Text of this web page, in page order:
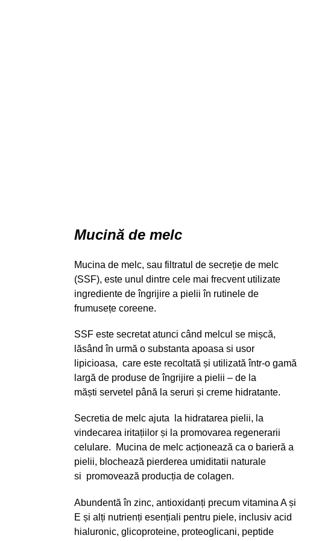
Mucină de melc
Mucina de melc, sau filtratul de secreție de melc
(SSF), este unul dintre cele mai frecvent utilizate
ingrediente de îngrijire a pielii în rutinele de
frumusețe coreene.
SSF este secretat atunci când melcul se mișcă,
lăsând în urmă o substanta apoasa si usor
lipicioasa, care este recoltată și utilizată într-o gamă
largă de produse de îngrijire a pielii – de la
măști servetel până la seruri și creme hidratante.
Secretia de melc ajuta la hidratarea pielii, la
vindecarea iritațiilor și la promovarea regenerarii
celulare. Mucina de melc acționează ca o barieră a
pielii, blochează pierderea umiditatii naturale
si promovează producția de colagen.
Abundentă în zinc, antioxidanți precum vitamina A și
E și alți nutrienți esențiali pentru piele, inclusiv acid
hialuronic, glicoproteine, proteoglicani, peptide